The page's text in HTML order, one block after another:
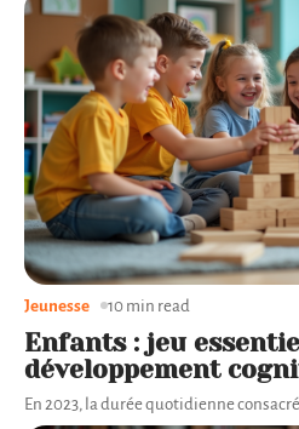
Enfants : jeu
développement
En 2023, la durée quotidienne
Jeunesse 10 min read